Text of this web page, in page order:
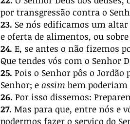
por transgressão contra o
23. Se nós edificamos um
e oferta de alimentos, ou
24. E, se antes o não fizemos
Que tendes vós com o Senhor
25. Pois o Senhor pôs o
Senhor; e assim bem
26. Por isso dissemos:
27. Mas para que, entre nós e
podermos fazer o serviço do